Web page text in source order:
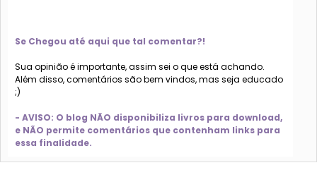
Se Chegou até aqui que tal comentar?!
Sua opinião é importante, assim sei o que está achando.
Além disso, comentários são bem vindos, mas seja educado
;)
- AVISO: O blog NÃO disponibiliza livros para download,
e NÃO permite comentários que contenham links para
essa finalidade.